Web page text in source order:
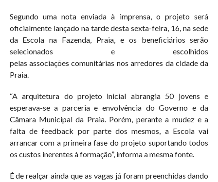
Segundo uma nota enviada à imprensa, o projeto será
oficialmente lançado na tarde desta sexta-feira, 16, na sede
da Escola na Fazenda, Praia, e os beneficiários serão
selecionados e escolhidos
pelas associações comunitárias nos arredores da cidade da
Praia.
“A arquitetura do projeto inicial abrangia 50 jovens e
esperava-se a parceria e envolvência do Governo e da
Câmara Municipal da Praia. Porém, perante a mudez e a
falta de feedback por parte dos mesmos, a Escola vai
arrancar com a primeira fase do projeto suportando todos
os custos inerentes à formação”, informa a mesma fonte.
É de realçar ainda que as vagas já foram preenchidas dando